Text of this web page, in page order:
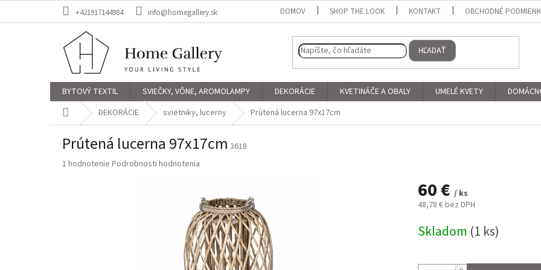
+421917144984 info@homegallery.sk DOMOV SHOP THE LOOK KONTAKT OBCHODNÉ
HĽADAŤ
BYTOVÝ TEXTIL SVIEČKY, VÔNE, AROMOLAMPY DEKORÁCIE KVETINÁČE A OBALY UMELÉ KVETY
DomovDEKORÁCIE svietniky, lucerny Prútená lucerna 97x17cm
Prútená lucerna 97x17cm 3618
Priemerné
1 hodnotenie Podrobnosti hodnotenia
60 € / ks
48,78 € bez DPH
cena:
Skladom (1 ks)